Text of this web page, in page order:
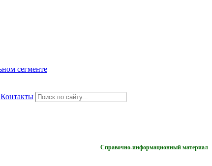
Контакты
Справочно-информационный материал